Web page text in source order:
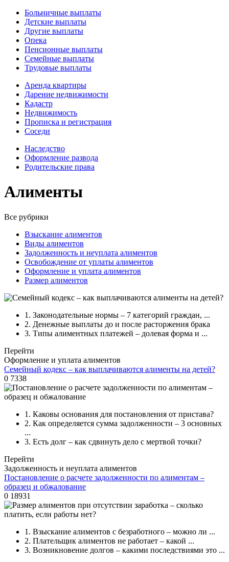
Больничные выплаты
Детские выплаты
Другие выплаты
Опека
Пенсионные выплаты
Семейные выплаты
Трудовые выплаты
Аренда квартиры
Дарение недвижимости
Кадастр
Недвижимость
Прописка и регистрация
Соседи
Наследство
Оформление развода
Родительские права
Алименты
Все рубрики
Взыскание алиментов
Виды алиментов
Задолженность и неуплата алиментов
Освобождение от уплаты алиментов
Оформление и уплата алиментов
Размер алиментов
1. Законодательные нормы – 7 категорий граждан, ...
2. Денежные выплаты до и после расторжения брака
3. Типы алиментных платежей – долевая форма и ...
Перейти
Оформление и уплата алиментов
Семейный кодекс – как выплачиваются алименты на детей?
0 7338
1. Каковы основания для постановления от пристава?
2. Как определяется сумма задолженности – 3 основных
...
3. Есть долг – как сдвинуть дело с мертвой точки?
Перейти
Задолженность и неуплата алиментов
Постановление о расчете задолженности по алиментам –
образец и обжалование
0 18931
1. Взыскание алиментов с безработного – можно ли ...
2. Плательщик алиментов не работает – какой ...
3. Возникновение долгов – какими последствиями это ...